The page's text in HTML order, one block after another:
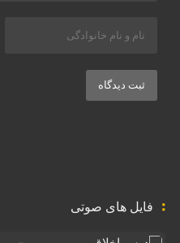
ثبت دیدگاه
فایل های صوتی